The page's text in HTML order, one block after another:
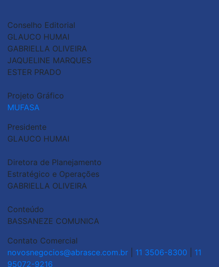
Conselho Editorial
GLAUCO HUMAI
GABRIELLA OLIVEIRA
JAQUELINE MARQUES
ESTER PRADO
Projeto Gráfico
MUFASA
Presidente
GLAUCO HUMAI
Diretora de Planejamento
Estratégico e Operações
GABRIELLA OLIVEIRA
Conteúdo
BASSANEZE COMUNICA
Contato Comercial
novosnegocios@abrasce.com.br
11 3506-8300
11
95072-9216